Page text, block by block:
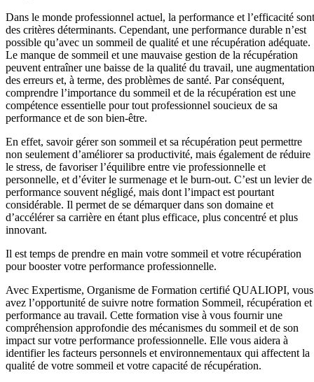
Dans le monde professionnel actuel, la performance et l’efficacité sont
des critères déterminants. Cependant, une performance durable n’est
possible qu’avec un sommeil de qualité et une récupération adéquate.
Le manque de sommeil et une mauvaise gestion de la récupération
peuvent entraîner une baisse de la qualité du travail, une augmentation
des erreurs et, à terme, des problèmes de santé. Par conséquent,
comprendre l’importance du sommeil et de la récupération est une
compétence essentielle pour tout professionnel soucieux de sa
performance et de son bien-être.
En effet, savoir gérer son sommeil et sa récupération peut permettre
non seulement d’améliorer sa productivité, mais également de réduire
le stress, de favoriser l’équilibre entre vie professionnelle et
personnelle, et d’éviter le surmenage et le burn-out. C’est un levier de
performance souvent négligé, mais dont l’impact est pourtant
considérable. Il permet de se démarquer dans son domaine et
d’accélérer sa carrière en étant plus efficace, plus concentré et plus
innovant.
Il est temps de prendre en main votre sommeil et votre récupération
pour booster votre performance professionnelle.
Avec Expertisme, Organisme de Formation certifié QUALIOPI, vous
avez l’opportunité de suivre notre formation Sommeil, récupération et
performance au travail. Cette formation vise à vous fournir une
compréhension approfondie des mécanismes du sommeil et de son
impact sur votre performance professionnelle. Elle vous aidera à
identifier les facteurs personnels et environnementaux qui affectent la
qualité de votre sommeil et votre capacité de récupération.